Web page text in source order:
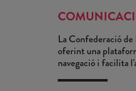
La Confederació
oferint una
navegació i facilita